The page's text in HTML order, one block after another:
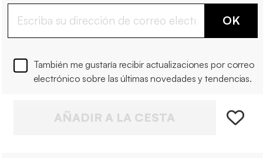
OK
También me gustaría recibir actualizaciones por correo
electrónico sobre las últimas novedades y tendencias.
AÑADIR A LA CESTA